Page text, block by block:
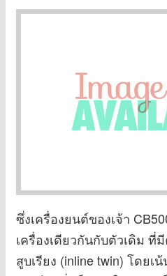
ซึ่งเครื่องยนต์ของเจ้า
เครื่องเดียวกันกับตัวเดิม ที่
สูบเรียง (inline twin) โดยเ